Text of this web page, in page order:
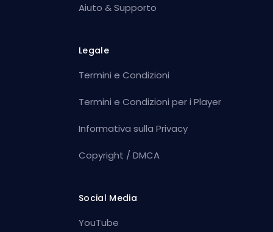
Aiuto & Supporto
Legale
Termini e Condizioni
Termini e Condizioni per i Player
Informativa sulla Privacy
Copyright / DMCA
Social Media
YouTube